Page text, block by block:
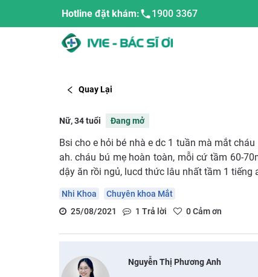
Hotline đặt khám: 1900 3367
Quay Lại
Nữ, 34 tuổi Đang mở
Bsi cho e hỏi bé nhà e dc 1 tuần mà mắt
ah. cháu bú mẹ hoàn toàn, mỗi cứ tầm 60-
dậy ăn rồi ngủ, lucd thức lâu nhất tầm 1 tiếng
Nhi Khoa
Chuyên khoa Mắt
25/08/2021
1 Trả lời 0Cảm ơn
Nguyễn Thị Phương Anh